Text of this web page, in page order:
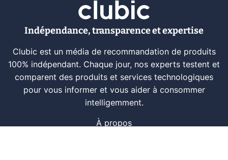
Indépendance, transparence et expertise
Clubic est un média de recommandation de produits
100% indépendant. Chaque jour, nos experts testent et
comparent des produits et services technologiques
pour vous informer et vous aider à consommer
intelligemment.
À propos